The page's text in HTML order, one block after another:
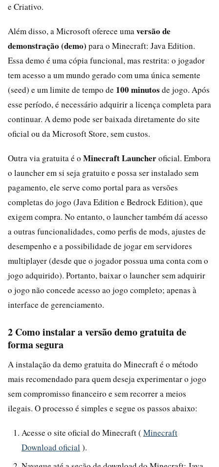
e Criativo.
Além disso, a Microsoft oferece uma versão de
demonstração (demo) para o Minecraft: Java Edition.
Essa demo é uma cópia funcional, mas restrita: o jogador
tem acesso a um mundo gerado com uma única semente
(seed) e um limite de tempo de 100 minutos de jogo. Após
esse período, é necessário adquirir a licença completa para
continuar. A demo pode ser baixada diretamente do site
oficial ou da Microsoft Store, sem custos.
Outra via gratuita é o Minecraft Launcheroficial. Embora
o launcher em si seja gratuito e possa ser instalado sem
pagamento, ele serve como portal para as versões
completas do jogo (Java Edition e Bedrock Edition), que
exigem compra. No entanto, o launcher também dá acesso
a outras funcionalidades, como perfis de mods, ajustes de
desempenho e a possibilidade de jogar em servidores
multiplayer (desde que o jogador possua uma conta com o
jogo adquirido). Portanto, baixar o launcher sem adquirir
o jogo não concede acesso ao jogo completo; apenas à
interface de gerenciamento.
2 Como instalar a versão demo gratuita de
forma segura
A instalação da demo gratuita do Minecraft é o método
mais recomendado para quem deseja experimentar o jogo
sem compromisso financeiro e sem recorrer a meios
ilegais. O processo é simples e segue os passos abaixo:
Acesse o site oficial do Minecraft ( Minecraft
Download oficial ).